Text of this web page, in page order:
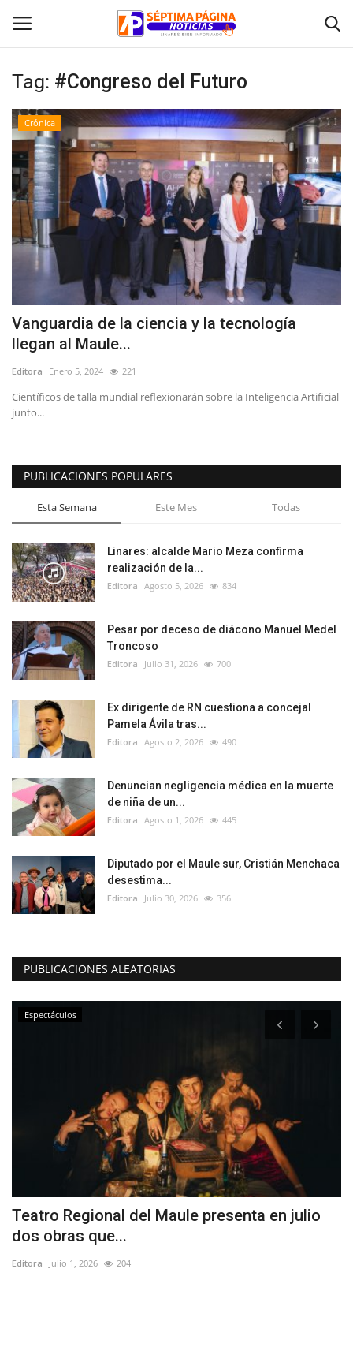
Inicio
Crónica
Policial
Tribunales
Deporte
Política
Espectáculos
Tag: #Congreso del Futuro
Crónica
Vanguardia de la ciencia y la tecnología
llegan al Maule...
Editora Enero 5, 2024 221
Científicos de talla mundial reflexionarán sobre la Inteligencia Artificial
junto...
PUBLICACIONES POPULARES
Esta Semana Este Mes Todas
Linares: alcalde Mario Meza confirma
realización de la...
Editora Agosto 5, 2026 834
Pesar por deceso de diácono Manuel Medel
Troncoso
Editora Julio 31, 2026 700
Ex dirigente de RN cuestiona a concejal
Pamela Ávila tras...
Editora Agosto 2, 2026 490
Denuncian negligencia médica en la muerte
de niña de un...
Editora Agosto 1, 2026 445
Diputado por el Maule sur, Cristián Menchaca
desestima...
Editora Julio 30, 2026 356
PUBLICACIONES ALEATORIAS
Espectáculos
Teatro Regional del Maule presenta en julio
dos obras que...
Editora Julio 1, 2026 204